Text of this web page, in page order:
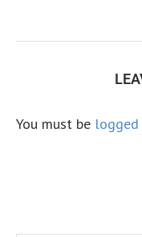
You must be logged